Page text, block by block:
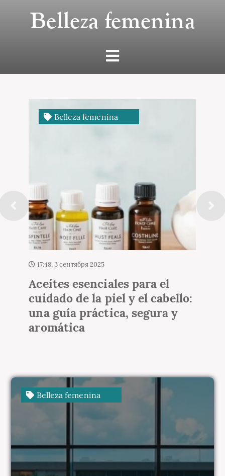
Belleza femenina
Belleza femenina
19:22, 3 сентября 2025
Autobronceadores: cómo
aplicarlos para un resultado
natural
Belleza femenina